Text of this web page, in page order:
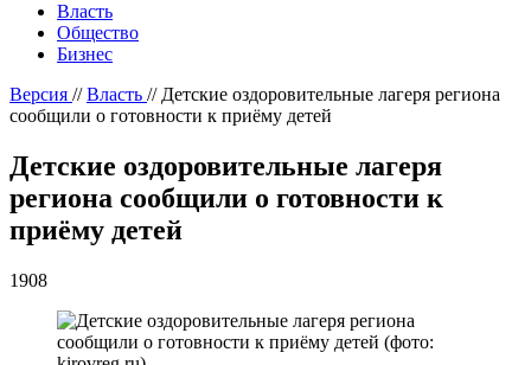
Власть
Общество
Бизнес
Версия //Власть // Детские оздоровительные лагеря региона
сообщили о готовности к приёму детей
Детские оздоровительные лагеря
региона сообщили о готовности к
приёму детей
1908